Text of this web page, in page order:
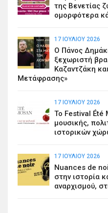
της Βενετίας
ομορφότερα
17 ΙΟΥΛΊΟΥ 2026
Ο Πάνος
ξεχωριστή
Καζαντζάκη
Μετάφρασης»
17 ΙΟΥΛΊΟΥ 2026
Το Festival Été
μουσικής,
ιστορικών
17 ΙΟΥΛΊΟΥ 2026
Nuances de
στην ιστορία
αναρχισμού,